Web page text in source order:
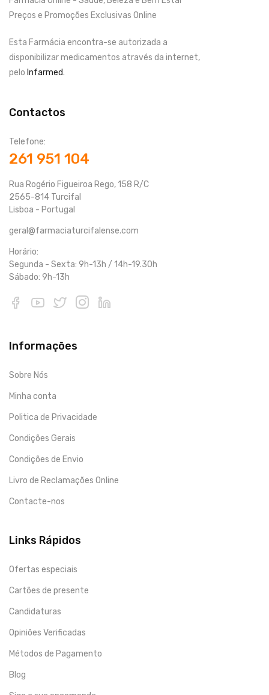
Preços e Promoções Exclusivas Online
Esta Farmácia encontra-se autorizada a
disponibilizar medicamentos através da internet,
pelo Infarmed.
Contactos
Telefone:
261 951 104
Rua Rogério Figueiroa Rego, 158 R/C
2565-814 Turcifal
Lisboa - Portugal
geral@farmaciaturcifalense.com
Horário:
Segunda - Sexta: 9h-13h / 14h-19.30h
Sábado: 9h-13h
Informações
Sobre Nós
Minha conta
Politica de Privacidade
Condições Gerais
Condições de Envio
Livro de Reclamações Online
Contacte-nos
Links Rápidos
Ofertas especiais
Cartões de presente
Candidaturas
Opiniões Verificadas
Métodos de Pagamento
Blog